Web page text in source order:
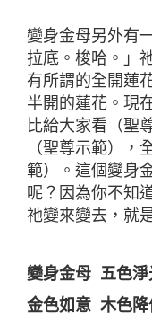
變身金母另外有
拉底。梭哈。」
有所謂的全開蓮
半開的蓮花。現
比給大家看（聖
（聖尊示範），
範）。這個變身
呢？因為你不知
祂變來變去，就
變身金母 五色淨
金色如意 木色